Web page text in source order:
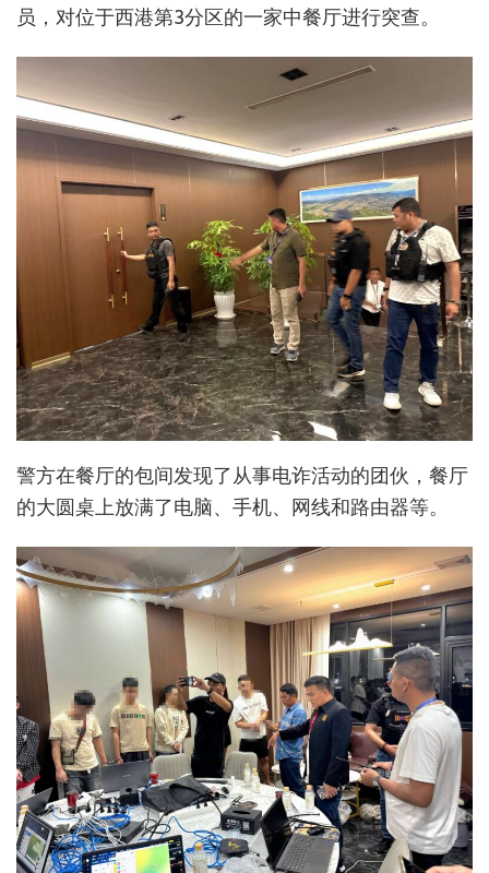
员，对位于西港第3分区的一家中餐厅进行突查。
警方在餐厅的包间发现了从事电诈活动的团伙，餐厅
的大圆桌上放满了电脑、手机、网线和路由器等。